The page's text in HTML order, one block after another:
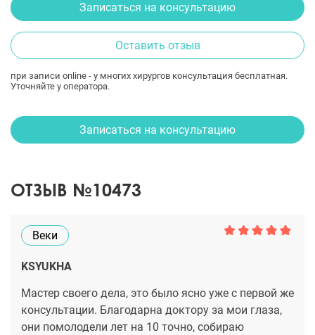
Записаться на консультацию
Оставить отзыв
при записи online - у многих хирургов консультация бесплатная.
Уточняйте у оператора.
Записаться на консультацию
ОТЗЫВ №10473
Веки
KSYUKHA
Мастер своего дела, это было ясно уже с первой же
консультации. Благодарна доктору за мои глаза,
они помолодели лет на 10 точно, собираю